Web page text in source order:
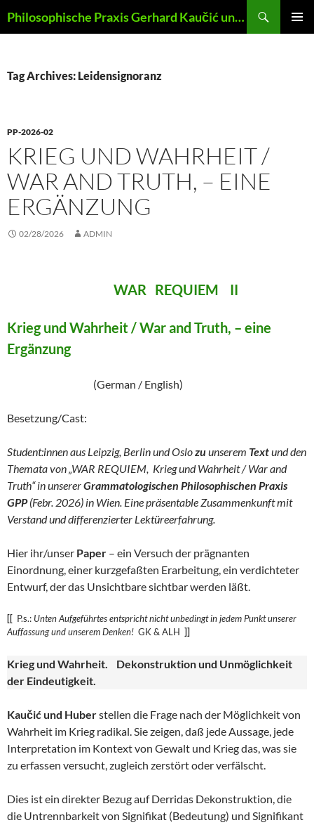
to
Philosophische Praxis Gerhard Kaučić und Anna Lydia Huber
Tag Archives: Leidensignoranz
PP-2026-02
KRIEG UND WAHRHEIT /
WAR AND TRUTH, – EINE
ERGÄNZUNG
02/28/2026 ADMIN
WAR REQUIEM II
Krieg und Wahrheit / War and Truth, – eine
Ergänzung
(German / English)
Besetzung/Cast:
Student:innen aus Leipzig, Berlin und Oslozuunserem Textund den
Themata von „WAR REQUIEM, Krieg und Wahrheit / War and
Truth“ in unsererGrammatologischen Philosophischen Praxis
GPP(Febr. 2026) in Wien. Eine präsentable Zusammenkunft mit
Verstand und differenzierter Lektüreerfahrung.
Hier ihr/unser Paper – ein Versuch der prägnanten
Einordnung, einer kurzgefaßten Erarbeitung, ein verdichteter
Entwurf, der das Unsichtbare sichtbar werden läßt.
[[ P.s.: Unten Aufgeführtes entspricht nicht unbedingt in jedem Punkt unserer
Auffassung und unseremDenken! GK & ALH ]]
Krieg und Wahrheit. Dekonstruktion und Unmöglichkeit
der Eindeutigkeit.
Kaučić und Huberstellen die Frage nach der Möglichkeit von
Wahrheit im Krieg radikal. Sie zeigen, daß jede Aussage, jede
Interpretation im Kontext von Gewalt und Krieg das, was sie
zu erfassen versucht, zugleich zerstört oder verfälscht.
Dies ist ein direkter Bezug auf Derridas Dekonstruktion, die
die Untrennbarkeit von Signifikat (Bedeutung) und Signifikant